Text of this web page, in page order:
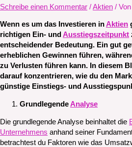
Schreibe einen Kommentar /Aktien / Von
Wenn es um das Investieren inAktien
richtigen Ein- und Ausstiegszeitpunkt
entscheidender Bedeutung. Ein gut
erheblichen Gewinnen führen,
zu Verlusten führen kann. In diesem
darauf konzentrieren, wie du den
günstige Einstiegs- und
GrundlegendeAnalyse
Die grundlegende Analyse beinhaltet die
Unternehmens anhand seiner
betrachtest du Faktoren wie das